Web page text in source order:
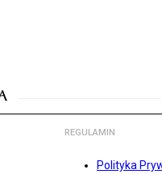
REGULAMIN
Polityka